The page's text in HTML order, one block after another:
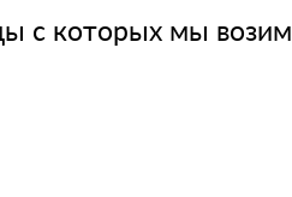
с которых мы возим